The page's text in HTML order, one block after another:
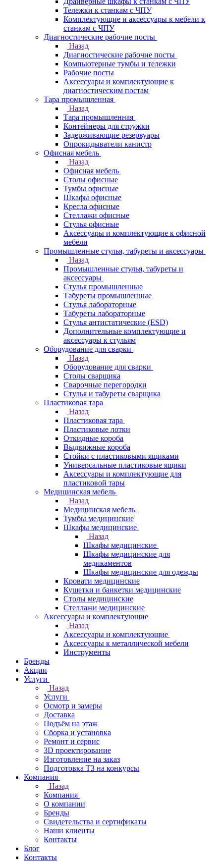
Тележки к станкам с ЧПУ
Комплектующие и аксессуары к мебели к
станкам с ЧПУ
Диагностические рабочие посты
Назад
Диагностические рабочие посты
Компьютерные тумбы и тележки
Рабочие посты
Аксессуары и комплектующие к
диагностическим постам
Тара промышленная
Назад
Тара промышленная
Контейнеры для стружки
Задерживающие резервуары
Опрокидыватели канистр
Офисная мебель
Назад
Офисная мебель
Столы офисные
Тумбы офисные
Шкафы офисные
Кресла офисные
Стеллажи офисные
Стулья офисные
Аксессуары и комплектующие к офисной
мебели
Промышленные стулья, табуреты и аксессуары
Назад
Промышленные стулья, табуреты и
аксессуары
Стулья промышленные
Табуреты промышленные
Стулья лабораторные
Табуреты лабораторные
Стулья антистатические (ESD)
Дополнительные комплектующие и
аксессуары к стульям
Оборудование для сварки
Назад
Оборудование для сварки
Столы сварщика
Сварочные перегородки
Стулья и табуреты сварщика
Пластиковая тара
Назад
Пластиковая тара
Пластиковые лотки
Откидные короба
Выдвижные короба
Стойки с пластиковыми ящиками
Универсальные пластиковые ящики
Аксессуары и комплектующие для
пластиковой тары
Медицинская мебель
Назад
Медицинская мебель
Тумбы медицинские
Шкафы медицинские
Назад
Шкафы медицинские
Шкафы медицинские для
медикаментов
Шкафы медицинские для одежды
Кровати медицинские
Кушетки и банкетки медицинские
Столы медицинские
Стеллажи медицинские
Аксессуары и комплектующие
Назад
Аксессуары и комплектующие
Аксессуары к металлической мебели
Инструменты
Бренды
Акции
Услуги
Назад
Услуги
Осмотр и замеры
Доставка
Подъём на этаж
Сборка и установка
Ремонт и сервис
3D проектирование
Изготовление на заказ
Подготовка ТЗ на конкурсы
Компания
Назад
Компания
О компании
Бренды
Свидетельства и сертификаты
Наши клиенты
Контакты
Блог
Контакты